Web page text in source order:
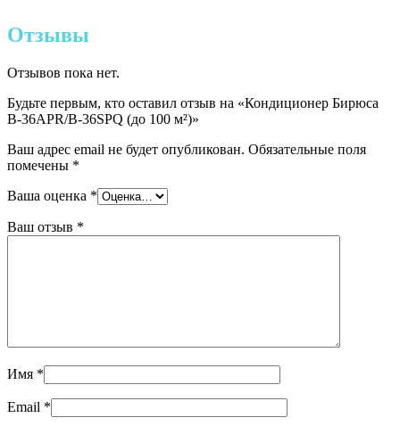
Отзывы
Отзывов пока нет.
Будьте первым, кто оставил отзыв на «Кондиционер Бирюса
B-36APR/B-36SPQ (до 100 м²)»
Ваш адрес email не будет опубликован. Обязательные поля
помечены *
Ваша оценка *
Ваш отзыв *
Имя *
Email *